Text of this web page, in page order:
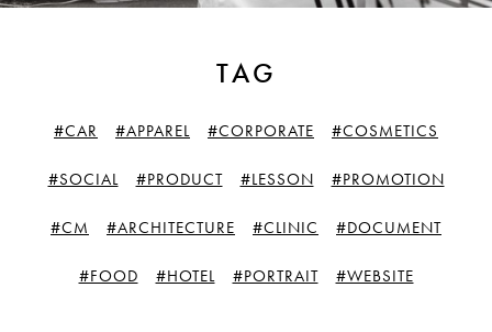
TAG
#CAR #APPAREL #CORPORATE #COSMETICS
#SOCIAL #PRODUCT #LESSON #PROMOTION
#CM #ARCHITECTURE #CLINIC #DOCUMENT
#FOOD #HOTEL #PORTRAIT #WEBSITE